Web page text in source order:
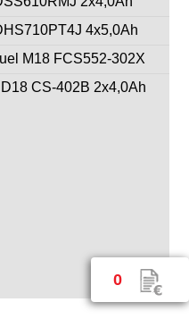
0
4x5,0Ah
M18 FCS552-302X
CS-402B 2x4,0Ah